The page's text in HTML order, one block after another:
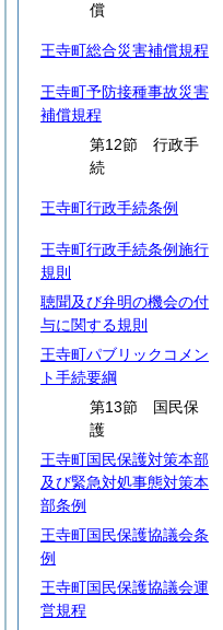
償
王寺町総合災害補償規程
王寺町予防接種事故災害
補償規程
第12節 行政手
続
王寺町行政手続条例
王寺町行政手続条例施行
規則
聴聞及び弁明の機会の付
与に関する規則
王寺町パブリックコメン
ト手続要綱
第13節 国民保
護
王寺町国民保護対策本部
及び緊急対処事態対策本
部条例
王寺町国民保護協議会条
例
王寺町国民保護協議会運
営規程